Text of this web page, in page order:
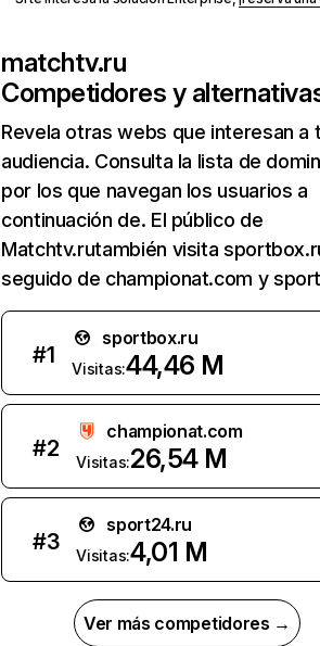
matchtv.ru
Competidores y
Revela otras webs que interesan a
audiencia. Consulta la lista de
por los que navegan los usuarios a
continuación de. El público de
Matchtv.rutambién visita
seguido de championat.com y
#1
sportbox.ru
Visitas:44,46 M
#2
championat.com
Visitas:26,54 M
#3
sport24.ru
Visitas:4,01 M
Ver más competidores →